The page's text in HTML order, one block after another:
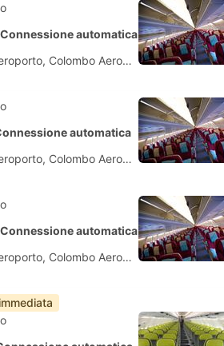
Connessione automatica
CMB Bandaranaike Aeroporto, Colombo Aeroporto
automatica
CMB Bandaranaike Aeroporto, Colombo Aeroporto
Connessione automatica
CMB Bandaranaike Aeroporto, Colombo Aeroporto